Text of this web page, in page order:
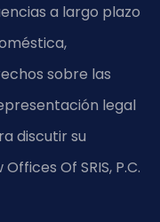
a largo plazo
sobre las
legal
discutir su
Of SRIS, P.C.